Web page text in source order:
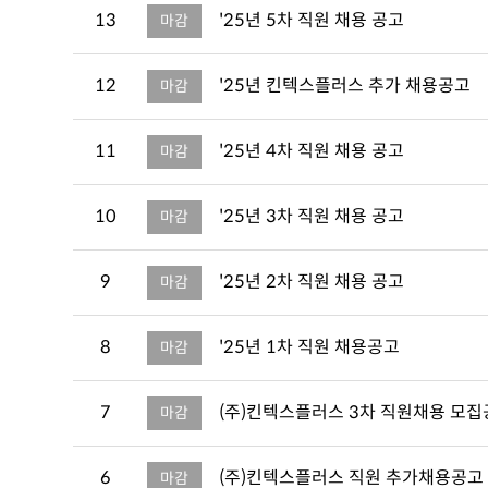
13 마감 '25년 5차 직원 채용 공고
12 마감 '25년 킨텍스플러스 추가 채용공고
11 마감 '25년 4차 직원 채용 공고
10 마감 '25년 3차 직원 채용 공고
9 마감 '25년 2차 직원 채용 공고
8 마감 '25년 1차 직원 채용공고
7 마감 (주)킨텍스플러스 3차 직원채용 모집
6 마감 (주)킨텍스플러스 직원 추가채용공고